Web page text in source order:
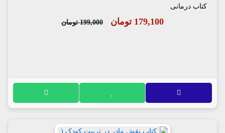
کتاب درمانی
179,100 تومان 199,000 تومان